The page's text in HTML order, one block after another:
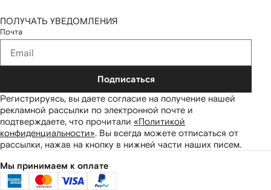
ПОЛУЧАТЬ УВЕДОМЛЕНИЯ
Почта
Подписаться
Регистрируясь, вы даете согласие на получение нашей
рекламной рассылки по электронной почте и
подтверждаете, что прочитали «Политикой
конфиденциальности». Вы всегда можете отписаться от
рассылки, нажав на кнопку в нижней части наших писем.
Мы принимаем к оплате